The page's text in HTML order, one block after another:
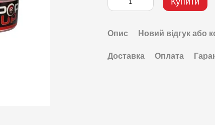
Опис Новий відгук або
Доставка Оплата